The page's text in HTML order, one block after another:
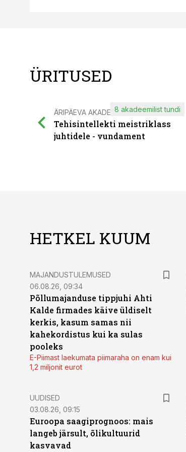
ÜRITUSED
ÄRIPÄEVA AKADEEMIA
Tehisintellekti meistriklass
juhtidele - vundament
8 akadeemilist tundi
HETKEL KUUM
MAJANDUSTULEMUSED
06.08.26, 09:34
Põllumajanduse tippjuhi Ahti
Kalde firmades käive üldiselt
kerkis, kasum samas nii
kahekordistus kui ka sulas
pooleks
E-Piimast laekumata piimaraha on enam kui
1,2 miljonit eurot
UUDISED
03.08.26, 09:15
Euroopa saagiprognoos: mais
langeb järsult, õlikultuurid
kasvavad